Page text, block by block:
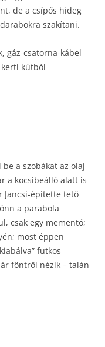
de a csípős hideg
szakítani.
gáz-csatorna-kábel
kútból
a szobákat az olaj
a kocsibeálló alatt is
Jancsi-építette tető
a parabola
csak egy mementó;
most éppen
futkos
föntről nézik – talán